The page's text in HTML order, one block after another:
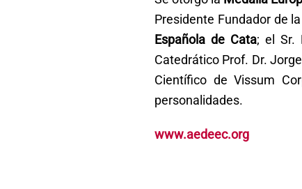
Presidente Fundador de
Española de Cata; el Sr.
Catedrático Prof. Dr.
Científico de Vissum
personalidades.
www.aedeec.org